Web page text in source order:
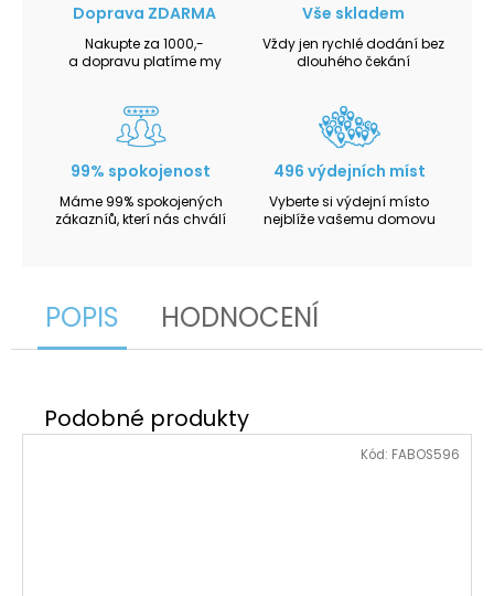
Doprava ZDARMA
Nakupte za 1000,-
a dopravu platíme my
Vše skladem
Vždy jen rychlé dodání bez
dlouhého čekání
99% spokojenost
Máme 99% spokojených
zákazníů, kterí nás chválí
496 výdejních míst
Vyberte si výdejní místo
nejblíže vašemu domovu
POPIS HODNOCENÍ
Kód: FABOS596